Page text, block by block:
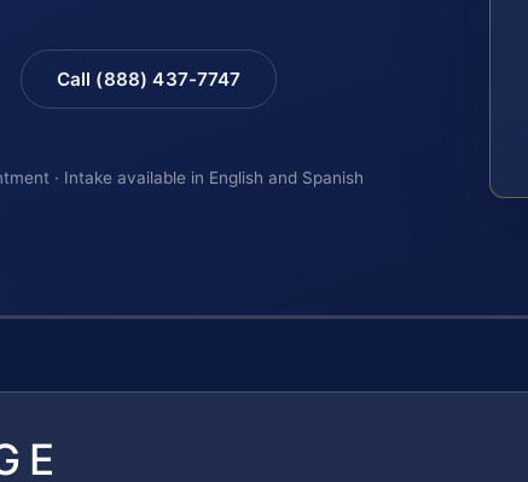
Call (888) 437-7747
· Intake available in English and Spanish